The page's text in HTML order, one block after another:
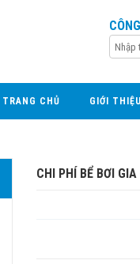
TRANG CHỦ GIỚI THIỆU
CHI PHÍ BỂ BƠI